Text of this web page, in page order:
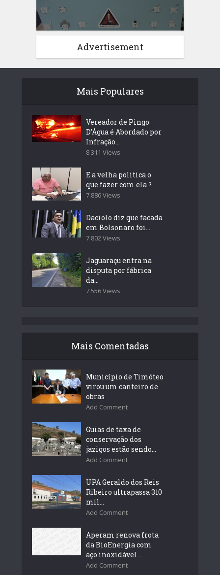
Advertisement
Mais Populares
Vereador de Pingo
D’Água é Abordado por
Infração...
8.311 Views
E a velha politica o
que fazer com ela ?
7.886 Views
Daciolo diz que facada
em Bolsonaro foi...
7.802 Views
Jaguaraçu entra na
disputa por fábrica
da...
7.556 Views
Mais Comentadas
Município de Timóteo
virou um canteiro de
obras
Add Comment
Guias de taxa de
conservação dos
jazigos estão sendo...
Add Comment
UPA Geraldo dos Reis
Ribeiro ultrapassa 310
mil...
Add Comment
Aperam renova frota
da BioEnergia com
aço inoxidável...
Add Comment